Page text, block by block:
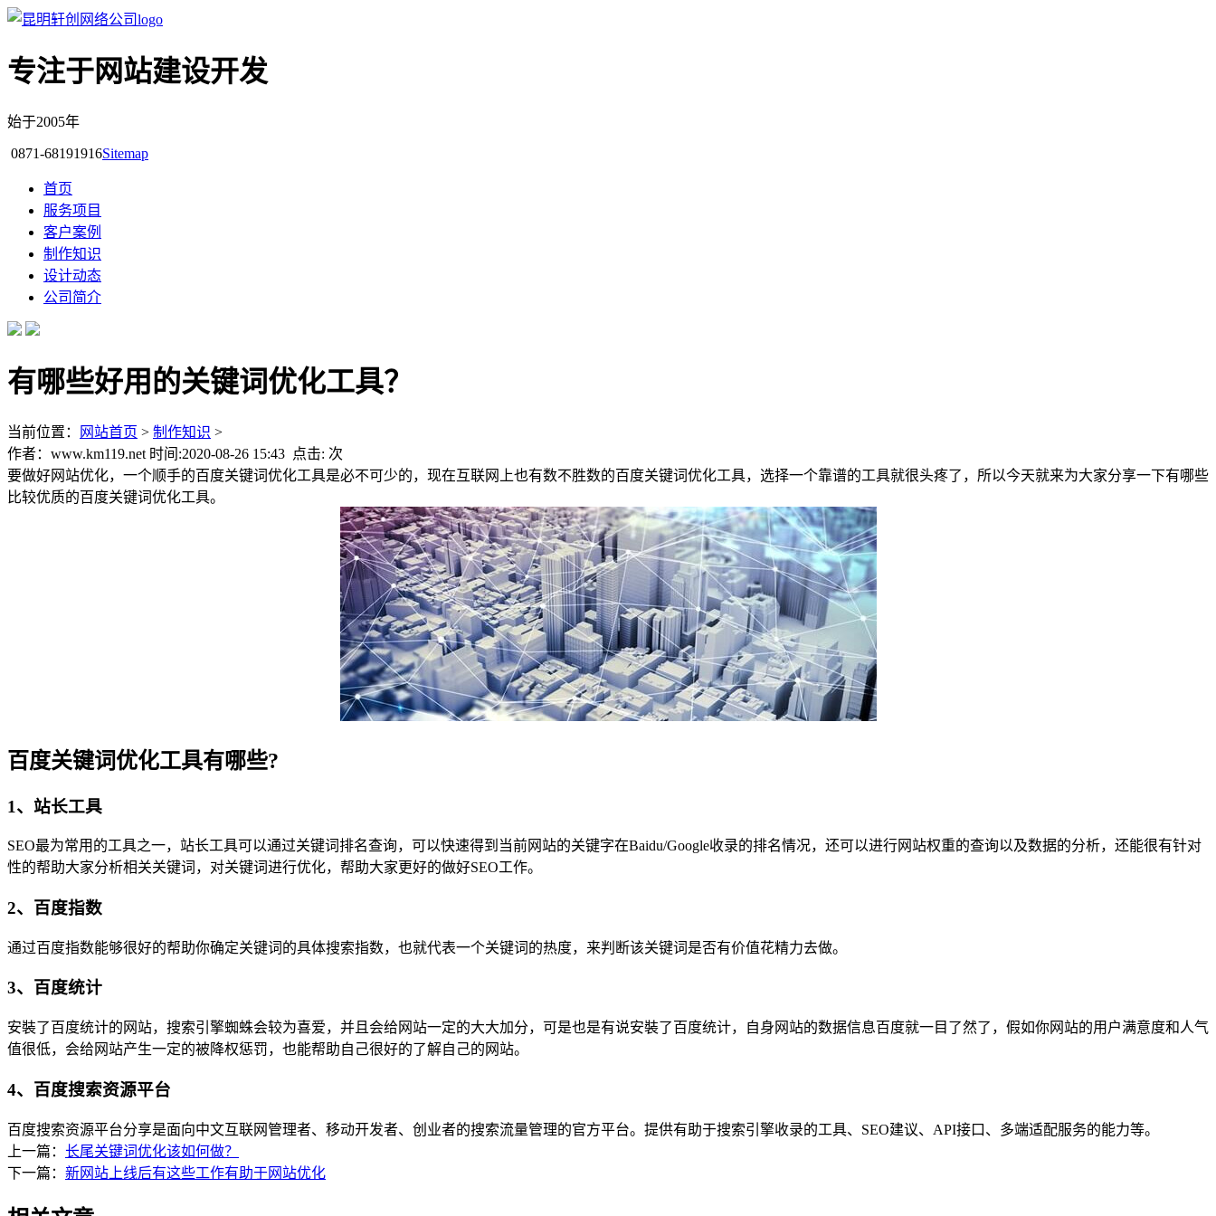
专注于网站建设开发
始于2005年
0871-68191916Sitemap
首页
服务项目
客户案例
制作知识
设计动态
公司简介
有哪些好用的关键词优化工具？
当前位置： 网站首页 > 制作知识 >
作者：www.km119.net 时间:2020-08-26 15:43 点击: 次
要做好网站优化，一个顺手的百度关键词优化工具是必不可少的，现在互联网上也有数不胜数的百度关键词优化工具，选择一个靠谱的工具就很头疼了，所以今天就来为大家分享一下有哪些
比较优质的百度关键词优化工具。
百度关键词优化工具有哪些?
1、站长工具
SEO最为常用的工具之一，站长工具可以通过关键词排名查询，可以快速得到当前网站的关键字在Baidu/Google收录的排名情况，还可以进行网站权重的查询以及数据的分析，还能很有针对
性的帮助大家分析相关关键词，对关键词进行优化，帮助大家更好的做好SEO工作。
2、百度指数
通过百度指数能够很好的帮助你确定关键词的具体搜索指数，也就代表一个关键词的热度，来判断该关键词是否有价值花精力去做。
3、百度统计
安裝了百度统计的网站，搜索引擎蜘蛛会较为喜爱，并且会给网站一定的大大加分，可是也是有说安裝了百度统计，自身网站的数据信息百度就一目了然了，假如你网站的用户满意度和人气
值很低，会给网站产生一定的被降权惩罚，也能帮助自己很好的了解自己的网站。
4、百度搜索资源平台
百度搜索资源平台分享是面向中文互联网管理者、移动开发者、创业者的搜索流量管理的官方平台。提供有助于搜索引擎收录的工具、SEO建议、API接口、多端适配服务的能力等。
上一篇： 长尾关键词优化该如何做？
下一篇： 新网站上线后有这些工作有助于网站优化